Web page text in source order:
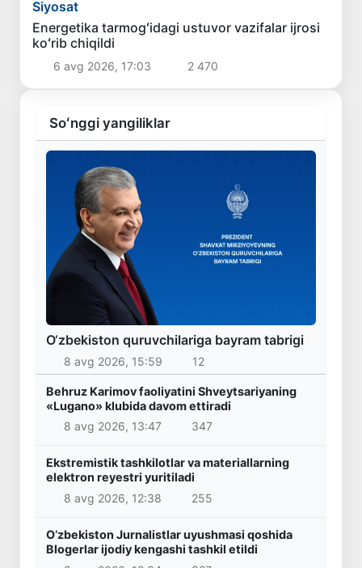
Siyosat
Energetika tarmogʻidagi ustuvor vazifalar ijrosi
koʻrib chiqildi
6 avg 2026, 17:03 2 470
Soʻnggi yangiliklar
O‘zbekiston quruvchilariga bayram tabrigi
8 avg 2026, 15:59 12
Behruz Karimov faoliyatini Shveytsariyaning
«Lugano» klubida davom ettiradi
8 avg 2026, 13:47
347
Ekstremistik tashkilotlar va materiallarning
elektron reyestri yuritiladi
8 avg 2026, 12:38
255
O‘zbekiston Jurnalistlar uyushmasi qoshida
Blogerlar ijodiy kengashi tashkil etildi